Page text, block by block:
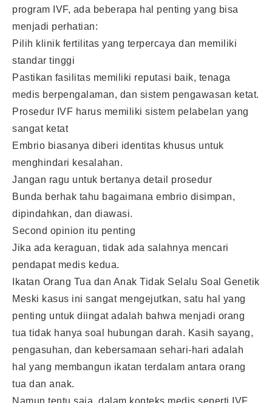
program IVF, ada beberapa hal penting yang bisa
menjadi perhatian:
Pilih klinik fertilitas yang terpercaya dan memiliki
standar tinggi
Pastikan fasilitas memiliki reputasi baik, tenaga
medis berpengalaman, dan sistem pengawasan ketat.
Prosedur IVF harus memiliki sistem pelabelan yang
sangat ketat
Embrio biasanya diberi identitas khusus untuk
menghindari kesalahan.
Jangan ragu untuk bertanya detail prosedur
Bunda berhak tahu bagaimana embrio disimpan,
dipindahkan, dan diawasi.
Second opinion itu penting
Jika ada keraguan, tidak ada salahnya mencari
pendapat medis kedua.
Ikatan Orang Tua dan Anak Tidak Selalu Soal Genetik
Meski kasus ini sangat mengejutkan, satu hal yang
penting untuk diingat adalah bahwa menjadi orang
tua tidak hanya soal hubungan darah. Kasih sayang,
pengasuhan, dan kebersamaan sehari-hari adalah
hal yang membangun ikatan terdalam antara orang
tua dan anak.
Namun tentu saja, dalam konteks medis seperti IVF,